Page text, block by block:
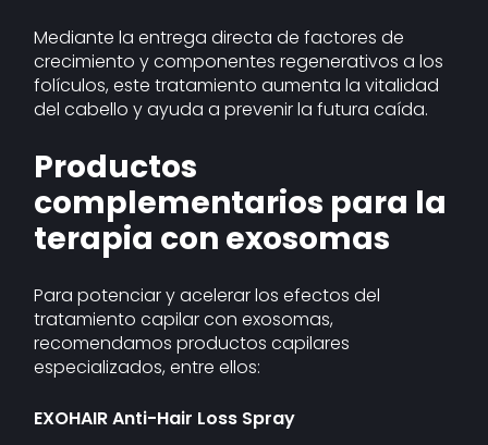
Mediante la entrega directa de factores de
crecimiento y componentes regenerativos a los
folículos, este tratamiento aumenta la vitalidad
del cabello y ayuda a prevenir la futura caída.
Productos
complementarios para la
terapia con exosomas
Para potenciar y acelerar los efectos del
tratamiento capilar con exosomas,
recomendamos productos capilares
especializados, entre ellos:
EXOHAIR Anti-Hair Loss Spray